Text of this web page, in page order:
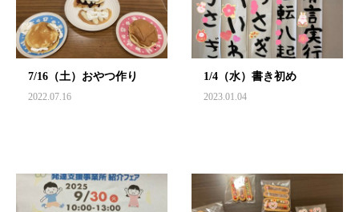
7/16（土）おやつ作り
2022.07.16
1/4（水）書き初め
2023.01.04